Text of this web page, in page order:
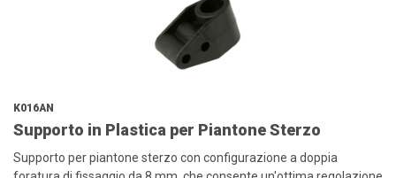
K016AN
Supporto in Plastica per Piantone Sterzo
Supporto per piantone sterzo con configurazione a doppia